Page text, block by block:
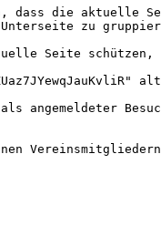
dass die
Unterseite zu
Seite schützen,
angemeldeter